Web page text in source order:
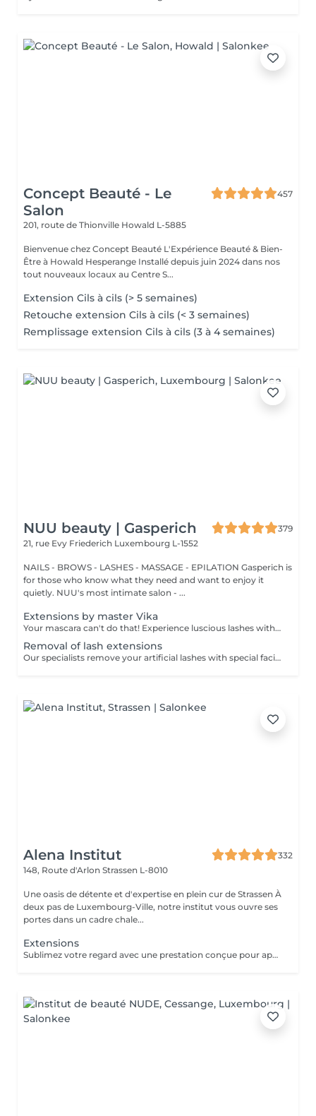
Concept Beauté - Le
Salon
457
201, route de Thionville Howald L-5885
Bienvenue chez Concept Beauté L'Expérience Beauté & Bien-
Être à Howald Hesperange Installé depuis juin 2024 dans nos
tout nouveaux locaux au Centre S...
Extension Cils à cils (> 5 semaines)
Retouche extension Cils à cils (< 3 semaines)
Remplissage extension Cils à cils (3 à 4 semaines)
NUU beauty | Gasperich
379
21, rue Evy Friederich Luxembourg L-1552
NAILS - BROWS - LASHES - MASSAGE - EPILATION Gasperich is
for those who know what they need and want to enjoy it
quietly. NUU's most intimate salon - ...
Extensions by master Vika
Your mascara can't do that! Experience luscious lashes with our professional lash extensions. Each artificial lash is expertly applied to your natural lashes, creating a fuller, longer, and darker look. Volume options: choose from 1D to 5D for the perfect fullness. Personalised choices: discuss your preferences for curves and colours with our expert. What to expect: - eye area is cleaned - tape and patches protect the skin - extensions are applied to your natural lashes - lashes are dried for a secure hold - tape and patches are removed Post-care: avoid wetting lashes for 24 hours. Frequency: schedule every 3-4 weeks.
Removal of lash extensions
Our specialists remove your artificial lashes with special facilities. If the lashes were done in our beauty space - on your next visit for lash extensions removal will be for free.
Alena Institut
332
148, Route d'Arlon Strassen L-8010
Une oasis de détente et d'expertise en plein cur de Strassen À
deux pas de Luxembourg-Ville, notre institut vous ouvre ses
portes dans un cadre chale...
Extensions
Sublimez votre regard avec une prestation conçue pour apporter plus d'intensité, de définition et une belle courbure à vos cils, tout en respectant leur nature. La pose complète dure environ 1h30 et offre un résultat durable, élégant et parfaitement adapté à votre regard. Pour maintenir une belle densité, un remplissage est recommandé toutes les 3 semaines ; celui-ci dure environ 1h. Une prestation soignée, confortable et idéale pour un regard toujours impeccable.